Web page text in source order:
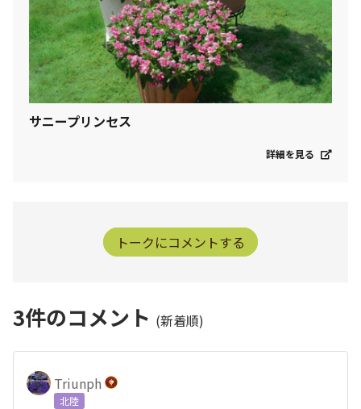
サニープリンセス
詳細を見る
トークにコメントする
3件のコメント (新着順)
Triunph
北陸